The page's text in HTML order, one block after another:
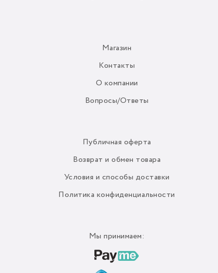
Магазин
Контакты
О компании
Вопросы/Ответы
Публичная оферта
Возврат и обмен товара
Условия и способы доставки
Политика конфиденциальности
Мы принимаем: